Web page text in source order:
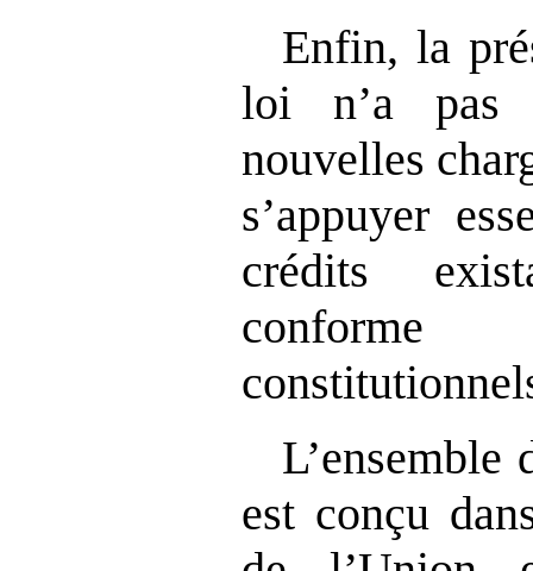
Enfin, la
loi n’a pas
nouvelles
s’appuyer
crédits
conforme
L’ensemble
est conçu